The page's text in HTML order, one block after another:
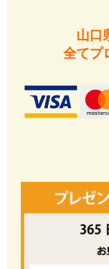
山口
全てプ